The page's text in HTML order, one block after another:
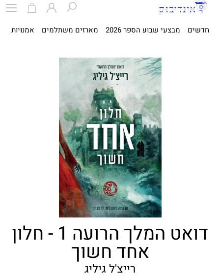
חדשים מבצעי שבוע הספר 2026 מארזים משתלמים אמנויות
דואט המלך הרועה 1 - חלון
אחד חשוך
רייצ'ל גיליג